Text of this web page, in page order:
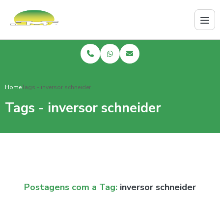
HomeTags - inversor schneider
Tags - inversor schneider
Postagens com a Tag: inversor schneider